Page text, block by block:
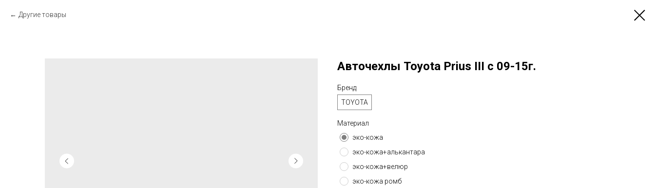
Другие товары
Авточехлы Toyota Prius III с 09-15г.
Бренд
TOYOTA
Материал
эко-кожа
эко-кожа+алькантара
эко-кожа+велюр
эко-кожа ромб